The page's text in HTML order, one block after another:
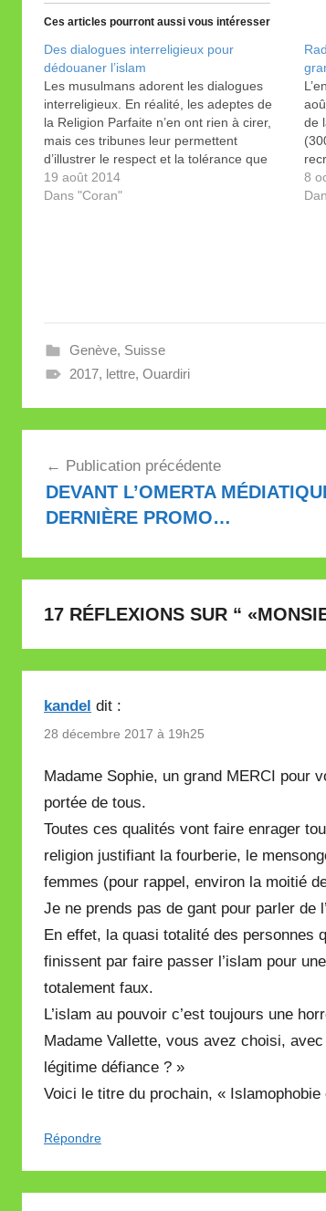
Ces articles pourront aussi vous intéresser
Des dialogues interreligieux pour
dédouaner l’islam
Les musulmans adorent les dialogues
interreligieux. En réalité, les adeptes de
la Religion Parfaite n’en ont rien à cirer,
mais ces tribunes leur permettent
d’illustrer le respect et la tolérance que
prônerait l’islam avec les autres
confessions. Une plaisanterie dont tant
19 août 2014
Dans "Coran"
de
Le
8
Genève, Suisse
2017, lettre, Ouardiri
l’article
Publication précédente
DEVANT L’OMERTA
DERNIÈRE PROMO…
17 RÉFLEXIONS SUR “
kandel dit :
28 décembre 2017 à 19h25
Madame Sophie, un grand MERCI pour
portée de tous.
Toutes ces qualités vont faire enrager
religion justifiant la fourberie, le
femmes (pour rappel, environ la moitié
Je ne prends pas de gant pour parler de
En effet, la quasi totalité des personnes
finissent par faire passer l’islam pour
totalement faux.
L’islam au pouvoir c’est toujours une
Madame Vallette, vous avez choisi,
légitime défiance ? »
Voici le titre du prochain, «
Répondre